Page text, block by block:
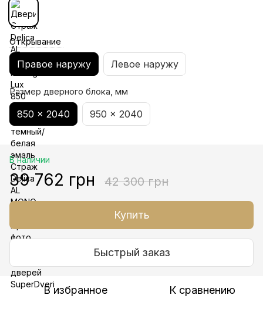
Открывание
Правое наружу Левое наружу
Размер дверного блока, мм
850 x 2040 950 x 2040
В наличии
39 762 грн 42 300 грн
Купить
Быстрый заказ
В избранное К сравнению